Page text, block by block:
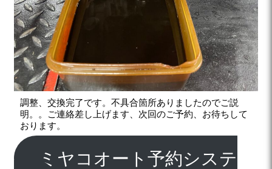
調整、交換完了です。不具合箇所ありましたのでご説
明。。ご連絡差し上げます、次回のご予約、お待ちして
おります。
ミヤコオート予約システ